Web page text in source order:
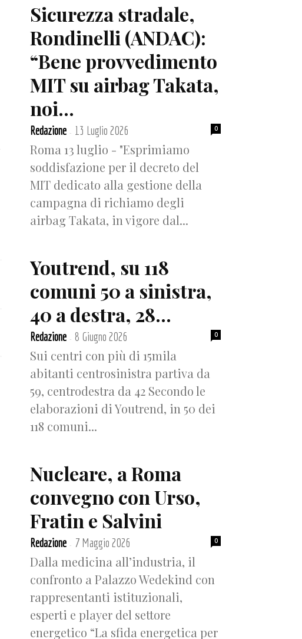
Sicurezza stradale,
Rondinelli (ANDAC):
“Bene provvedimento
MIT su airbag Takata,
noi...
Redazione - 13 Luglio 2026 0
Roma 13 luglio - "Esprimiamo
soddisfazione per il decreto del
MIT dedicato alla gestione della
campagna di richiamo degli
airbag Takata, in vigore dal...
Youtrend, su 118
comuni 50 a sinistra,
40 a destra, 28...
Redazione - 8 Giugno 2026 0
Sui centri con più di 15mila
abitanti centrosinistra partiva da
59, centrodestra da 42 Secondo le
elaborazioni di Youtrend, in 50 dei
118 comuni...
Nucleare, a Roma
convegno con Urso,
Fratin e Salvini
Redazione - 7 Maggio 2026 0
Dalla medicina all’industria, il
confronto a Palazzo Wedekind con
rappresentanti istituzionali,
esperti e player del settore
energetico “La sfida energetica per